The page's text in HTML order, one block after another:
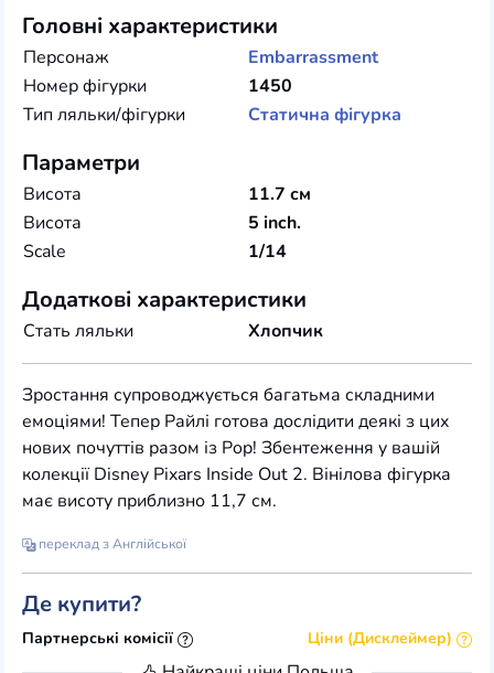
Головні характеристики
Персонаж
Embarrassment
Номер фігурки
1450
Тип ляльки/фігурки
Статична фігурка
Параметри
Висота
11.7 см
Висота
5 inch.
Scale
1/14
Додаткові характеристики
Стать ляльки Хлопчик
Зростання супроводжується багатьма складними
емоціями! Тепер Райлі готова дослідити деякі з цих
нових почуттів разом із Pop! Збентеження у вашій
колекції Disney Pixars Inside Out 2. Вінілова фігурка
має висоту приблизно 11,7 см.
переклад з Англійської
Де купити?
Партнерські комісії Ціни (Дисклеймер)